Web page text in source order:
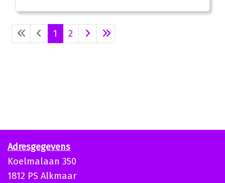
1 2
Adresgegevens
Koelmalaan 350
1812 PS Alkmaar